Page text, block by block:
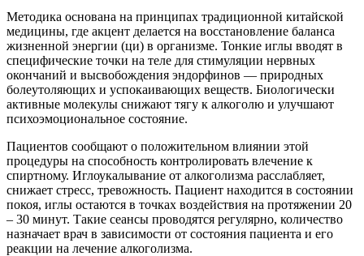
Методика основана на принципах традиционной китайской
медицины, где акцент делается на восстановление баланса
жизненной энергии (ци) в организме. Тонкие иглы вводят в
специфические точки на теле для стимуляции нервных
окончаний и высвобождения эндорфинов — природных
болеутоляющих и успокаивающих веществ. Биологически
активные молекулы снижают тягу к алкоголю и улучшают
психоэмоциональное состояние.
Пациентов сообщают о положительном влиянии этой
процедуры на способность контролировать влечение к
спиртному. Иглоукалывание от алкоголизма расслабляет,
снижает стресс, тревожность. Пациент находится в состоянии
покоя, иглы остаются в точках воздействия на протяжении 20
– 30 минут. Такие сеансы проводятся регулярно, количество
назначает врач в зависимости от состояния пациента и его
реакции на лечение алкоголизма.